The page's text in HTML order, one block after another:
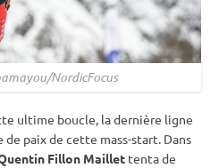
NordicFocus
ultime boucle, la dernière ligne
paix de cette mass-start. Dans
Fillon Maillet tenta de